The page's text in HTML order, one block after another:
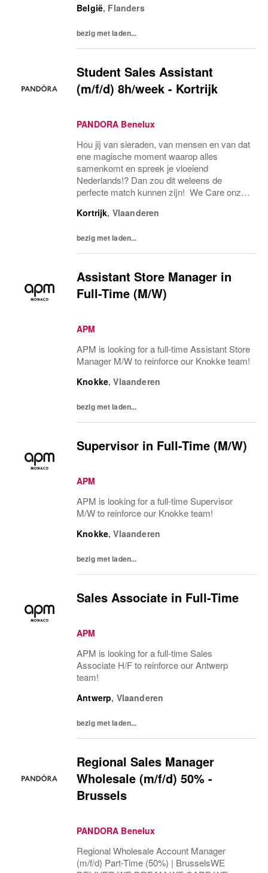
België, Flanders
bezig met laden...
Student Sales Assistant
(m/f/d) 8h/week - Kortrijk
PANDORA Benelux
Hou jij van sieraden, van mensen en van dat
ene magische moment waarop alles
samenkomt en spreek je vloeiend
Nederlands!? Dan zou dit weleens de
perfecte match kunnen zijn! We Care onze
van de hoogste kwaliteit Een aantrekkelijk
Kortrijk, Vlaanderen
bezig met laden...
Assistant Store Manager in
Full-Time (M/W)
APM
APM is looking for a full-time Assistant Store
Manager M/W to reinforce our Knokke team!
Knokke,Vlaanderen
bezig met laden...
Supervisor in Full-Time (M/W)
APM
APM is looking for a full-time Supervisor
M/W to reinforce our Knokke team!
Knokke,Vlaanderen
bezig met laden...
Sales Associate in Full-Time
APM
APM is looking for a full-time Sales
Associate H/F to reinforce our Antwerp
team!
Antwerp, Vlaanderen
bezig met laden...
Regional Sales Manager
Wholesale (m/f/d) 50% -
Brussels
PANDORA Benelux
Regional Wholesale Account Manager
(m/f/d) Part-Time (50%) | BrusselsWE